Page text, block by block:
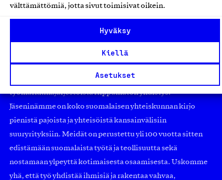
välttämättömiä, jotta sivut toimisivat oikein.
Hyväksy
Kiellä
Asetukset
Olemme jäsentemme omistama puolueeton,
työmarkkinajärjestöistä riippumaton yhdistys.
Jäseninämme on koko suomalaisen yhteiskunnan kirjo
pienistä pajoista ja yhteisöistä kansainvälisiin
suuryrityksiin. Meidät on perustettu yli 100 vuotta sitten
edistämään suomalaista työtä ja teollisuutta sekä
nostamaan ylpeyttä kotimaisesta osaamisesta. Uskomme
yhä, että työ yhdistää ihmisiä ja rakentaa vahvaa,